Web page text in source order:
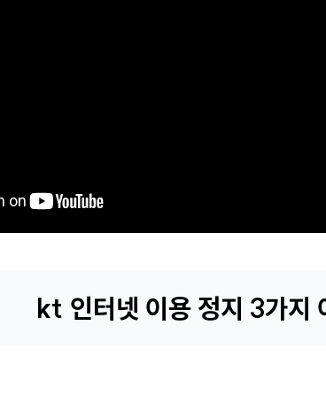
kt 인터넷 이용 정지 3가지